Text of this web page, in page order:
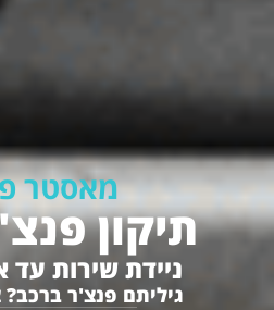
מאסטר
תיקון
ניידת שירות עד
גיליתם פנצ'ר ברכב?